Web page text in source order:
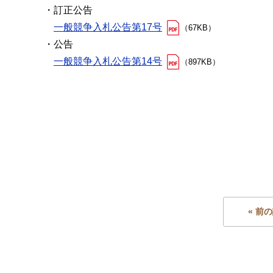
・訂正公告
一般競争入札公告第17号
（67KB）
・公告
一般競争入札公告第14号
（897KB）
« 前